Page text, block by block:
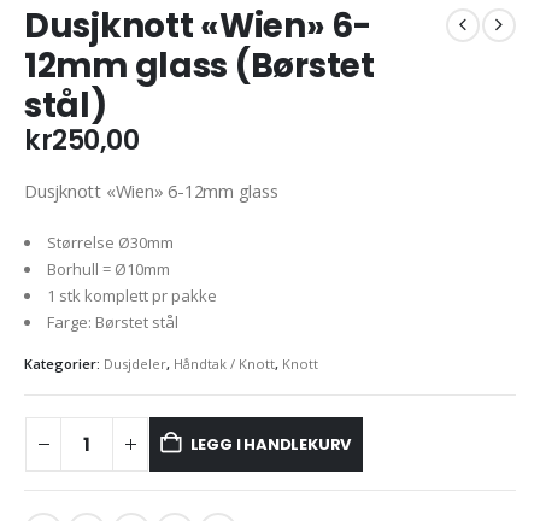
Dusjknott «Wien» 6-
12mm glass (Børstet
stål)
kr250,00
Dusjknott «Wien» 6-12mm glass
Størrelse Ø30mm
Borhull = Ø10mm
1 stk komplett pr pakke
Farge: Børstet stål
Kategorier: Dusjdeler, Håndtak / Knott, Knott
LEGG I HANDLEKURV